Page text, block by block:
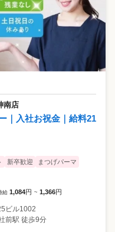
南店
｜入社お祝金｜給料21
新卒歓迎
まつげパーマ
給 1,084円 ~ 1,366円
ビル1002
前駅 徒歩9分